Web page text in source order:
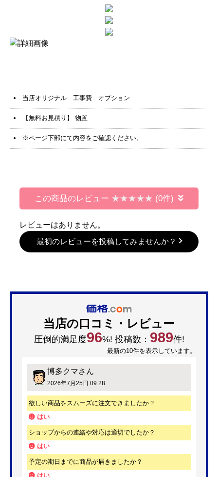
当店オリジナル 工事費 オプション
【無料お見積り】 物置
※ページ下部にて内容をご確認ください。
この商品のレビュー (0件)
レビューはありません。
最初のレビューを投稿してみませんか？
当店の口コミ・レビュー
圧倒的満足度96%! 投稿数： 989件!
最新の10件を表示しています。
博多クマさん
2026年7月25日 09:28
欲しい商品をスムーズに注文できましたか？
はい
ショップからの連絡や対応は適切でしたか？
はい
予定の期日までに商品が届きましたか？
はい